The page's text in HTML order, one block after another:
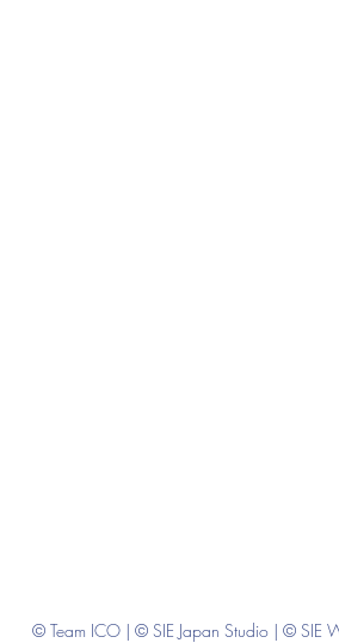
© Team ICO | © SIE Japan Studio | © SIE